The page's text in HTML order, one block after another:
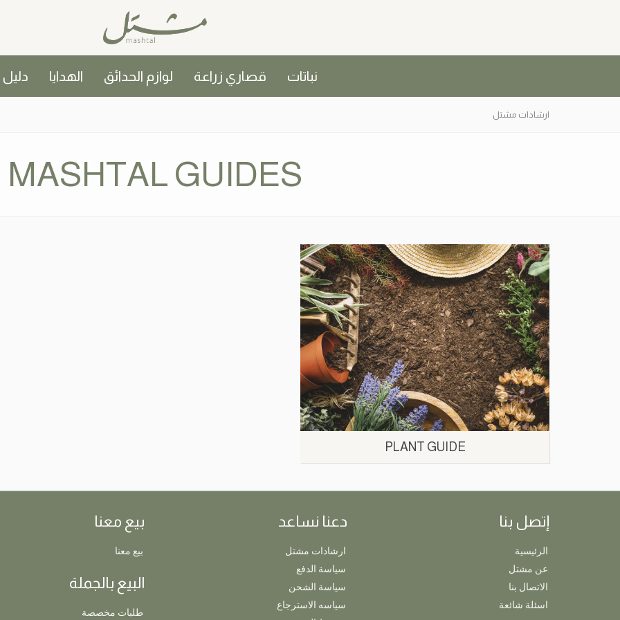
نباتات قصاري زراعة لوازم الحدائق الهدايا دليل
ارشادات مشتل
MASHTAL GUIDES
PLANT GUIDE
إتصل بنا
الرئيسية
عن مشتل
الاتصال بنا
اسئلة شائعة
دعنا نساعد
ارشادات مشتل
سياسة الدفع
سياسة الشحن
سياسه الاسترجاع
بيع معنا
بيع معنا
البيع بالجملة
طلبات مخصصة